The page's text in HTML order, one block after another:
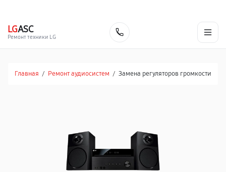
LGASC
Ремонт техники LG
Главная / Ремонт аудиосистем / Замена регуляторов громкости